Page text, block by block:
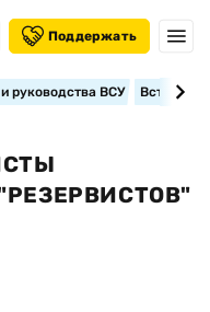
Поддержать
руководства ВСУ